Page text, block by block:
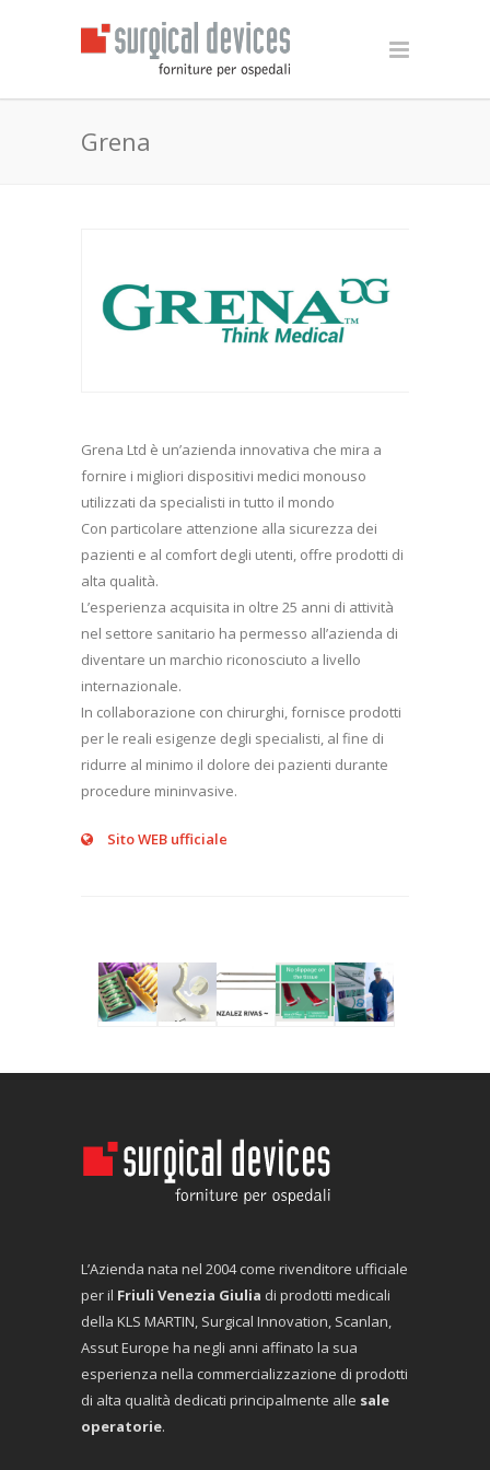
Grena
Grena Ltd è un’azienda innovativa che mira a
fornire i migliori dispositivi medici monouso
utilizzati da specialisti in tutto il mondo
Con particolare attenzione alla sicurezza dei
pazienti e al comfort degli utenti, offre prodotti di
alta qualità.
L’esperienza acquisita in oltre 25 anni di attività
nel settore sanitario ha permesso all’azienda di
diventare un marchio riconosciuto a livello
internazionale.
In collaborazione con chirurghi, fornisce prodotti
per le reali esigenze degli specialisti, al fine di
ridurre al minimo il dolore dei pazienti durante
procedure mininvasive.
Sito WEB ufficiale
L’Azienda nata nel 2004 come rivenditore ufficiale
per il Friuli Venezia Giulia di prodotti medicali
della KLS MARTIN, Surgical Innovation, Scanlan,
Assut Europe ha negli anni affinato la sua
esperienza nella commercializzazione di prodotti
di alta qualità dedicati principalmente alle sale
operatorie.